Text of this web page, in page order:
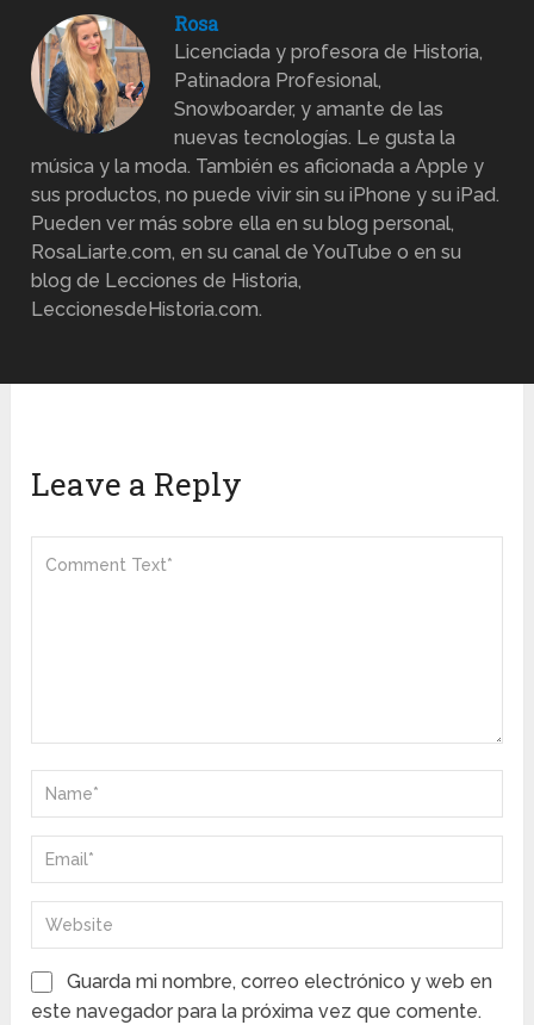
Rosa
Licenciada y profesora de Historia,
Patinadora Profesional,
Snowboarder, y amante de las
nuevas tecnologías. Le gusta la
música y la moda. También es aficionada a Apple y
sus productos, no puede vivir sin su iPhone y su iPad.
Pueden ver más sobre ella en su blog personal,
RosaLiarte.com, en su canal de YouTube o en su
blog de Lecciones de Historia,
LeccionesdeHistoria.com.
Leave a Reply
Guarda mi nombre, correo electrónico y web en
este navegador para la próxima vez que comente.